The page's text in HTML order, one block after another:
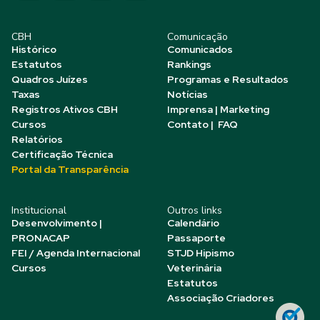
CBH
Histórico
Estatutos
Quadros Juízes
Taxas
Registros Ativos CBH
Cursos
Relatórios
Certificação Técnica
Portal da Transparência
Comunicação
Comunicados
Rankings
Programas e Resultados
Notícias
Imprensa | Marketing
Contato | FAQ
Institucional
Desenvolvimento |
PRONACAP
FEI / Agenda Internacional
Cursos
Outros links
Calendário
Passaporte
STJD Hipismo
Veterinária
Estatutos
Associação Criadores